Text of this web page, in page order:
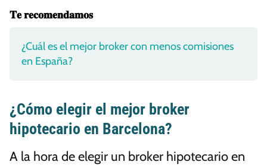
𝐓𝐞 𝐫𝐞𝐜𝐨𝐦𝐞𝐧𝐝𝐚𝐦𝐨𝐬
¿Cuál es el mejor broker con menos comisiones
en España?
¿Cómo elegir el mejor broker
hipotecario en Barcelona?
A la hora de elegir un broker hipotecario en